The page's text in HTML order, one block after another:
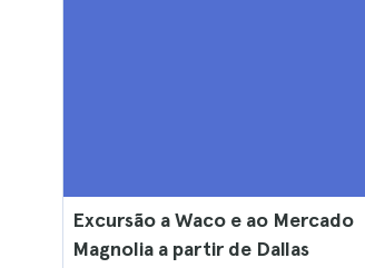
Excursão a Waco e ao Mercado
Magnolia a partir de Dallas